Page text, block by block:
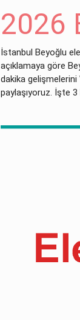
2026
İstanbul Beyoğlu
açıklamaya göre
dakika gelişmelerini
paylaşıyoruz. İşte